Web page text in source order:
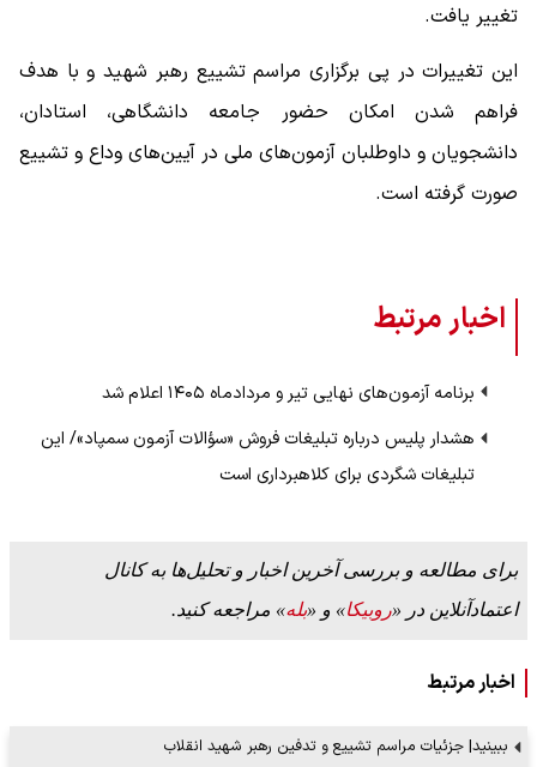
تغییر یافت.
این تغییرات در پی برگزاری مراسم تشییع رهبر شهید و با هدف
فراهم شدن امکان حضور جامعه دانشگاهی، استادان،
دانشجویان و داوطلبان آزمون‌های ملی در آیین‌های وداع و تشییع
صورت گرفته است.
اخبار مرتبط
برنامه آزمون‌های نهایی تیر و مردادماه ۱۴۰۵ اعلام شد
هشدار پلیس درباره تبلیغات فروش «سؤالات آزمون سمپاد»/ این
تبلیغات شگردی برای کلاهبرداری است
برای مطالعه و بررسی آخرین اخبار و تحلیل‌ها به کانال
اعتمادآنلاین در «روبیکا» و «بله» مراجعه کنید.
اخبار مرتبط
ببینید| جزئیات مراسم تشییع و تدفین رهبر شهید انقلاب